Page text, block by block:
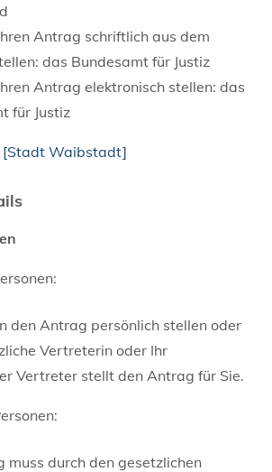
Antrag schriftlich aus dem
das Bundesamt für Justiz
Antrag elektronisch stellen: das
für Justiz
[Stadt Waibstadt]
den Antrag persönlich stellen oder
Vertreterin oder Ihr
Vertreter stellt den Antrag für Sie.
muss durch den gesetzlichen